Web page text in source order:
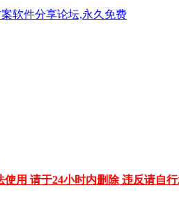
软件分享论坛,永久免费
用 请于24小时内删除 违反请自